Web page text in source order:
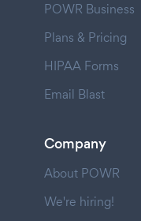
POWR Business
Plans & Pricing
HIPAA Forms
Email Blast
Company
About POWR
We're hiring!